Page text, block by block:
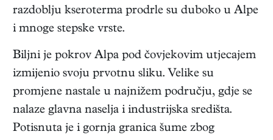
razdoblju kseroterma prodrle su duboko u Alpe
i mnoge stepske vrste.
Biljni je pokrov Alpa pod čovjekovim utjecajem
izmijenio svoju prvotnu sliku. Velike su
promjene nastale u najnižem području, gdje se
nalaze glavna naselja i industrijska središta.
Potisnuta je i gornja granica šume zbog